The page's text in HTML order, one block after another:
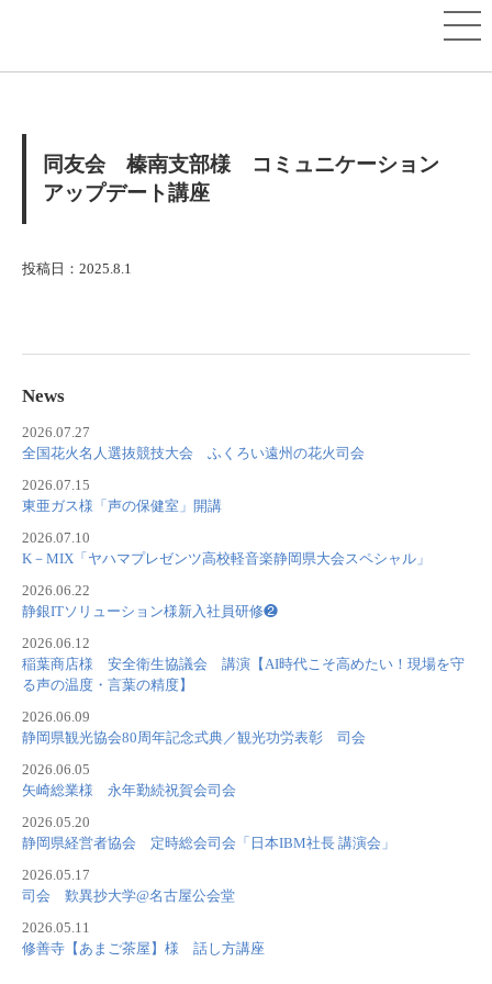
同友会 榛南支部様 コミュニケーション
アップデート講座
投稿日：2025.8.1
News
2026.07.27
全国花火名人選抜競技大会 ふくろい遠州の花火司会
2026.07.15
東亜ガス様「声の保健室」開講
2026.07.10
K－MIX「ヤハマプレゼンツ高校軽音楽静岡県大会スペシャル」
2026.06.22
静銀ITソリューション様新入社員研修❷
2026.06.12
稲葉商店様 安全衛生協議会 講演【AI時代こそ高めたい！現場を守
る声の温度・言葉の精度】
2026.06.09
静岡県観光協会80周年記念式典／観光功労表彰 司会
2026.06.05
矢崎総業様 永年勤続祝賀会司会
2026.05.20
静岡県経営者協会 定時総会司会「日本IBM社長 講演会」
2026.05.17
司会 歎異抄大学@名古屋公会堂
2026.05.11
修善寺【あまご茶屋】様 話し方講座